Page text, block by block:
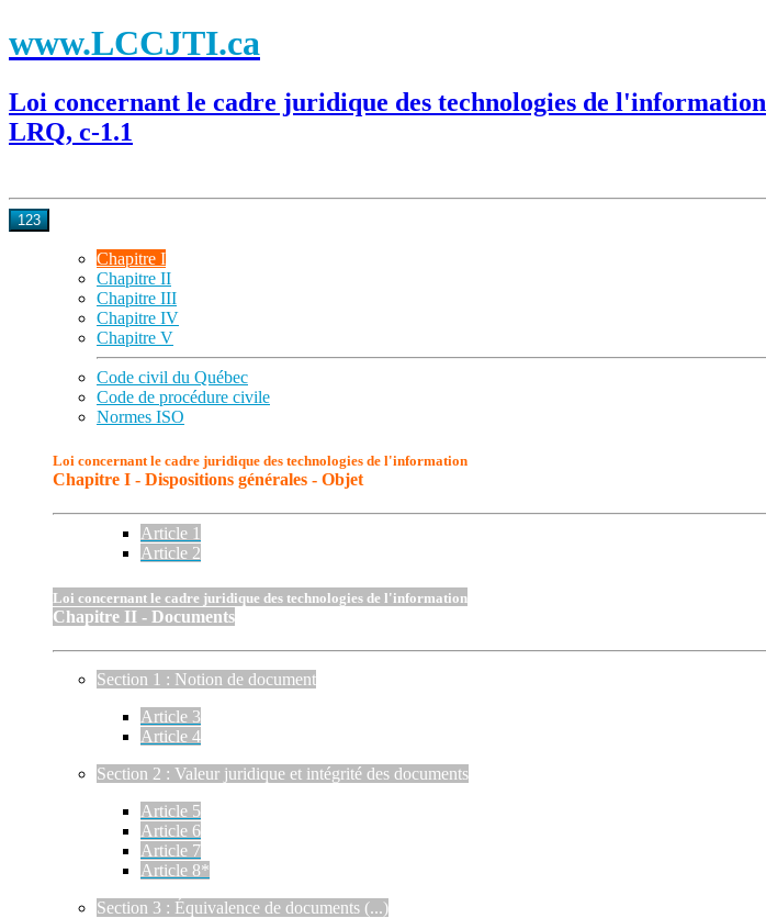
www.LCCJTI.ca
Loi concernant le cadre juridique des technologies de l'information
LRQ, c-1.1
123
Chapitre I
Chapitre II
Chapitre III
Chapitre IV
Chapitre V
Code civil du Québec
Code de procédure civile
Normes ISO
Loi concernant le cadre juridique des technologies de l'information
Chapitre I - Dispositions générales - Objet
Article 1
Article 2
Loi concernant le cadre juridique des technologies de l'information
Chapitre II - Documents
Section 1 : Notion de document
Article 3
Article 4
Section 2 : Valeur juridique et intégrité des documents
Article 5
Article 6
Article 7
Article 8*
Section 3 : Équivalence de documents (...)